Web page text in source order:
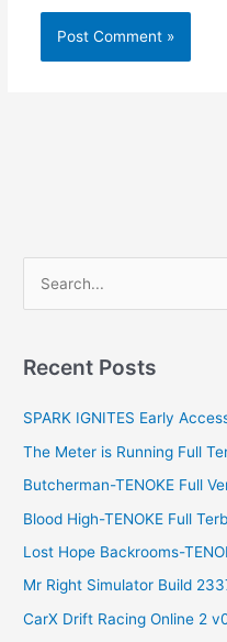
r
h
f
o
Recent Posts
SPARK IGNITES Early
The Meter is Running Full
Butcherman-TENOKE Full
Blood High-TENOKE Full
Lost Hope Backrooms-
Mr Right Simulator Build
CarX Drift Racing Online 2